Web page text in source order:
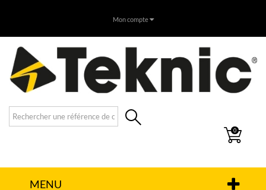
Mon compte
0
MENU